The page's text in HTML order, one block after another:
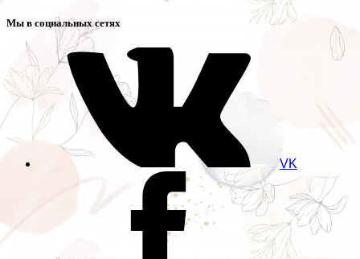
Мы в социальных сетях
VK